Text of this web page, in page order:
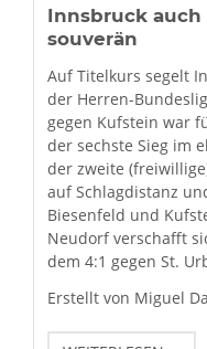
Innsbruck auch
souverän
Auf Titelkurs segelt
der Herren-
gegen Kufstein war
der sechste Sieg im
der zweite
auf Schlagdistanz
Biesenfeld und
Neudorf verschafft
dem 4:1 gegen St.
Erstellt von Miguel